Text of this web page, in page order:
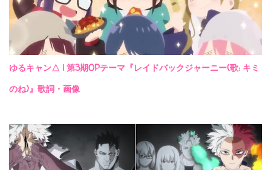
ゆるキャン△ | 第3期OPテーマ『レイドバックジャーニー(歌: キミ
のね)』歌詞・画像